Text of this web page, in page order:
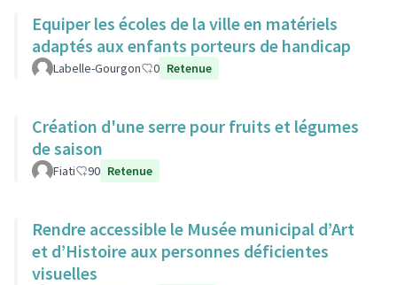
Equiper les écoles de la ville en matériels
adaptés aux enfants porteurs de handicap
Labelle-Gourgon 0 Retenue
Création d'une serre pour fruits et légumes
de saison
Fiati 90 Retenue
Rendre accessible le Musée municipal d’Art
et d’Histoire aux personnes déficientes
visuelles